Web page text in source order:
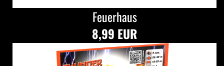
Feuerhaus
8,99 EUR